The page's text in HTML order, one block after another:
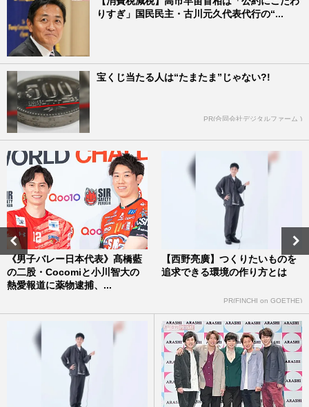
りすぎ」国民民主・古川元久代表代行の“...
宝くじ当たる人は“たまたま”じゃない?!
PR(合同会社デジタルファーム )
《男子バレー日本代表》髙橋藍
の二股・Cocomiと小川智大の
熱愛報道に薬物逮捕、...
【西野亮廣】つくりたいものを
追求できる環境の作り方とは
PR(FINCHI on GOETHE)